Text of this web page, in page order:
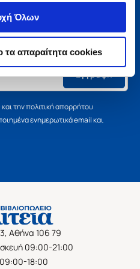
Όλων
τα απαραίτητα cookies
της Πολιτείας
και μάθετε πρώτοι όλα τα
και τις εκδηλώσεις μας.
Εγγραφή
την πολιτική απορρήτου
ενημερωτικά email και
Αθήνα 106 79
09:00-21:00
18:00